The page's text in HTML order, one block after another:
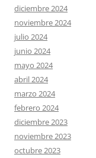
diciembre 2024
noviembre 2024
julio 2024
junio 2024
mayo 2024
abril 2024
marzo 2024
febrero 2024
diciembre 2023
noviembre 2023
octubre 2023